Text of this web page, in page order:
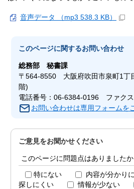
音声データ （mp3 538.3 KB）
このページに関するお問い合わせ
総務部秘書課
〒564-8550 大阪府吹田市泉町1
階)
電話番号：06-6384-0196 ファク
お問い合わせは専用フォームを
ご意見をお聞かせください
このページに問題点はありましたか
特にない 内容が分かり
探しにくい
情報が少ない